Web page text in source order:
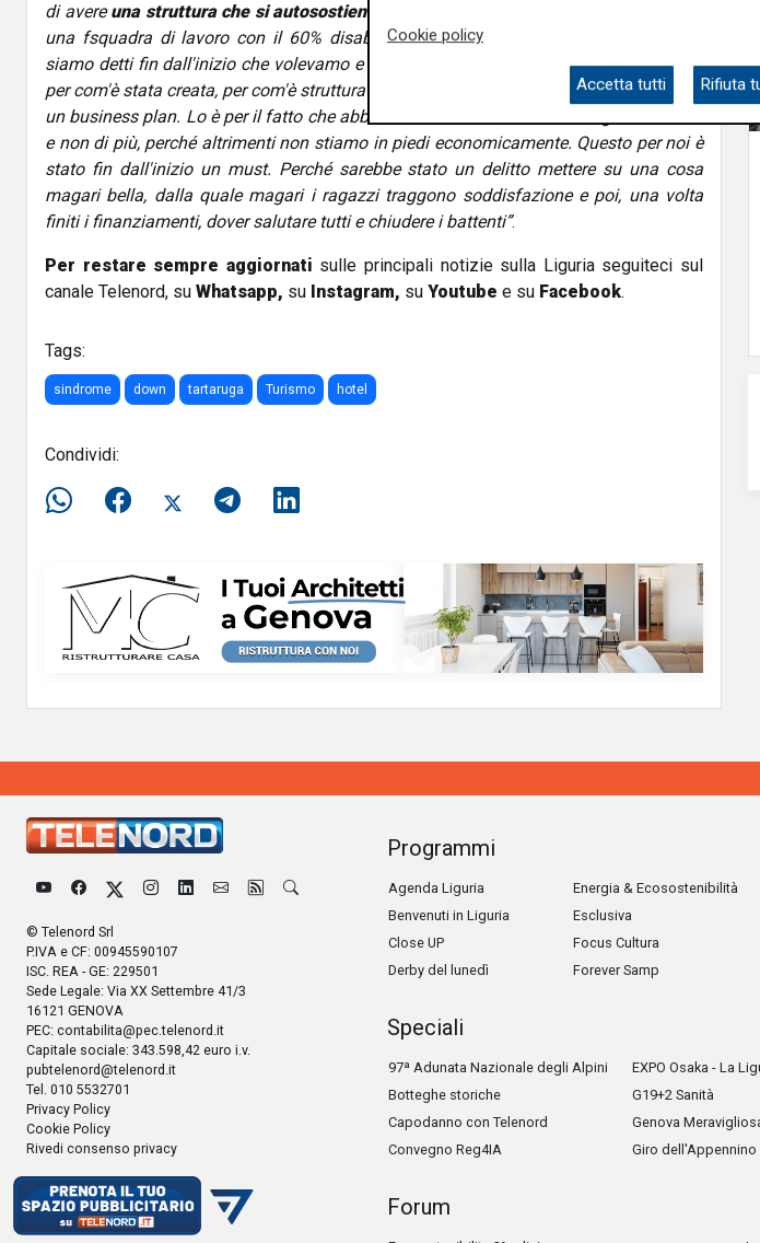
di avereuna struttura che si autosostiene
una fsquadra di lavoro con il 60% disabili. Prima di tutto
siamo detti fin dall'inizio che volevamo e dovevamo creare un'azienda. E questa lo è,
per com'è stata creata, per com'è strutturata, per com'è stata messa in piedi attraverso
un business plan. Lo è per il fatto che abbiamo definito di avere soli 4 ragazzi disabili
e non di più, perché altrimenti non stiamo in piedi economicamente. Questo per noi è
stato fin dall'inizio un must. Perché sarebbe stato un delitto mettere su una cosa
magari bella, dalla quale magari i ragazzi traggono soddisfazione e poi, una volta
finiti i finanziamenti, dover salutare tutti e chiudere i battenti”.
Per restare sempre aggiornati sulle principali notizie sulla Liguria seguiteci sul
canale Telenord, su Whatsapp, su Instagram, su Youtube e su Facebook.
Tags:
sindrome down tartaruga Turismo hotel
Condividi:
© Telenord Srl
P.IVA e CF: 00945590107
ISC. REA - GE: 229501
Sede Legale: Via XX Settembre 41/3
16121 GENOVA
PEC: contabilita@pec.telenord.it
Capitale sociale: 343.598,42 euro i.v.
pubtelenord@telenord.it
Tel. 010 5532701
Privacy Policy
Cookie Policy
Rivedi consenso privacy
Programmi
Agenda Liguria
Benvenuti in Liguria
Close UP
Derby del lunedì
Energia & Ecosostenibilità
Esclusiva
Focus Cultura
Forever Samp
Speciali
97ª Adunata Nazionale degli Alpini
Botteghe storiche
Capodanno con Telenord
Convegno Reg4IA
EXPO Osaka - La
G19+2 Sanità
Genova
Giro dell'Appennino
Forum
Cookie policy
Accetta tutti Rifiuta